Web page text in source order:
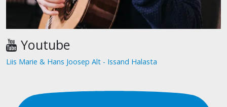
Youtube
Liis Marie & Hans Joosep Alt - Issand Halasta